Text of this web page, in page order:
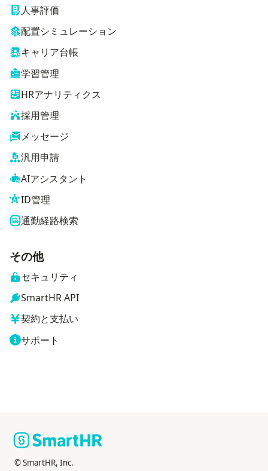
人事評価
配置シミュレーション
キャリア台帳
学習管理
HRアナリティクス
採用管理
メッセージ
汎用申請
AIアシスタント
ID管理
通勤経路検索
その他
セキュリティ
SmartHR API
契約と支払い
サポート
© SmartHR, Inc.